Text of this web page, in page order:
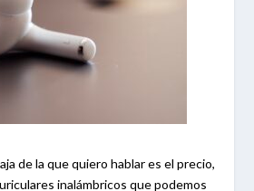
de la que quiero hablar es el precio,
inalámbricos que podemos